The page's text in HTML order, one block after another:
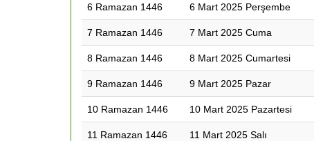
6 Ramazan 1446 6 Mart 2025 Perşembe
7 Ramazan 1446 7 Mart 2025 Cuma
8 Ramazan 1446 8 Mart 2025 Cumartesi
9 Ramazan 1446 9 Mart 2025 Pazar
10 Ramazan 1446 10 Mart 2025 Pazartesi
11 Ramazan 1446 11 Mart 2025 Salı